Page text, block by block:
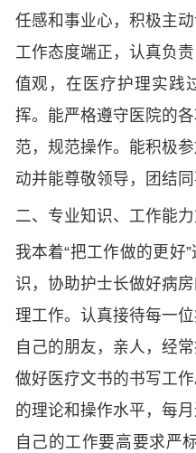
任感和事业心，积极主
工作态度端正，认真负
值观，在医疗护理实践
挥。能严格遵守医院的
范，规范操作。能积极
动并能尊敬领导，团结同
二、专业知识、工作能
我本着“把工作做的更好
识，协助护士长做好病
理工作。认真接待每一
自己的朋友，亲人，经
做好医疗文书的书写工
的理论和操作水平，每
自己的工作要高要求严